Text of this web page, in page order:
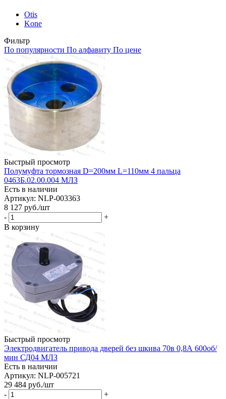
Otis
Kone
Фильтр
По популярности По алфавиту По цене
Быстрый просмотр
Полумуфта тормозная D=200мм L=110мм 4 пальца
0463Б.02.00.004 МЛЗ
Есть в наличии
Артикул: NLP-003363
8 127 руб./шт
-
+
В корзину
Быстрый просмотр
Электродвигатель привода дверей без шкива 70в 0,8А 600об/
мин СД04 МЛЗ
Есть в наличии
Артикул: NLP-005721
29 484 руб./шт
-
+